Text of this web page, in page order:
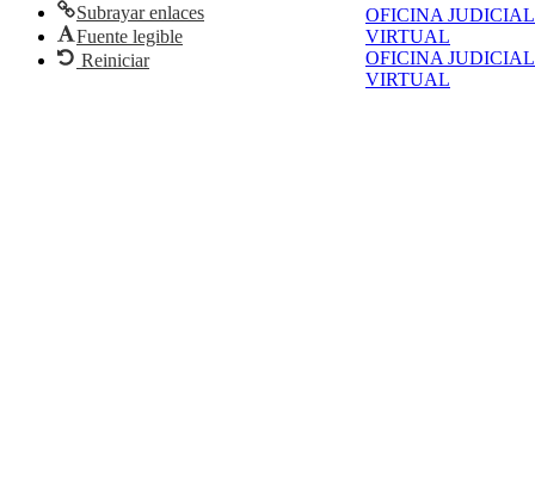
OFICINA JUDICIAL
VIRTUAL
OFICINA JUDICIAL
VIRTUAL
Subrayar enlaces
Fuente legible
Reiniciar